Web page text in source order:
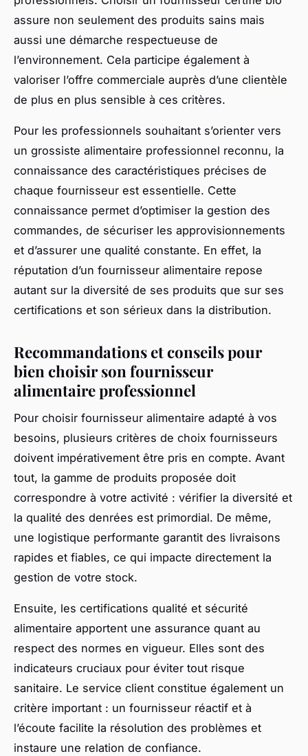
assure non seulement des produits sains mais
aussi une démarche respectueuse de
l’environnement. Cela participe également à
valoriser l’offre commerciale auprès d’une clientèle
de plus en plus sensible à ces critères.
Pour les professionnels souhaitant s’orienter vers
un grossiste alimentaire professionnel reconnu, la
connaissance des caractéristiques précises de
chaque fournisseur est essentielle. Cette
connaissance permet d’optimiser la gestion des
commandes, de sécuriser les approvisionnements
et d’assurer une qualité constante. En effet, la
réputation d’un fournisseur alimentaire repose
autant sur la diversité de ses produits que sur ses
certifications et son sérieux dans la distribution.
Recommandations et conseils pour
bien choisir son fournisseur
alimentaire professionnel
Pour choisir fournisseur alimentaire adapté à vos
besoins, plusieurs critères de choix fournisseurs
doivent impérativement être pris en compte. Avant
tout, la gamme de produits proposée doit
correspondre à votre activité : vérifier la diversité et
la qualité des denrées est primordial. De même,
une logistique performante garantit des livraisons
rapides et fiables, ce qui impacte directement la
gestion de votre stock.
Ensuite, les certifications qualité et sécurité
alimentaire apportent une assurance quant au
respect des normes en vigueur. Elles sont des
indicateurs cruciaux pour éviter tout risque
sanitaire. Le service client constitue également un
critère important : un fournisseur réactif et à
l’écoute facilite la résolution des problèmes et
instaure une relation de confiance.